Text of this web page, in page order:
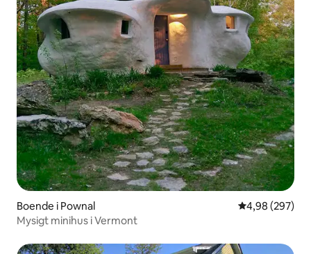
Boende i Pownal 4,98 av 5 i
4,98 (297)
Mysigt minihus i Vermont